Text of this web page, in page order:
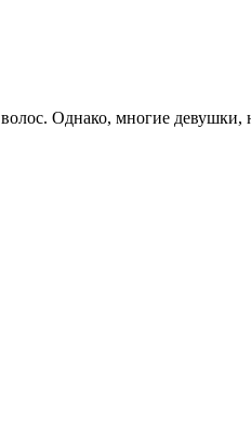
Однако, многие девушки,